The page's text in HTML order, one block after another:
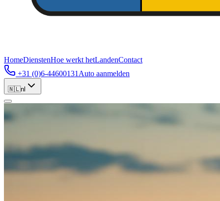
HomeDienstenHoe werkt hetLandenContact
+31 (0)6-44600131 Auto aanmelden
🇳🇱nl